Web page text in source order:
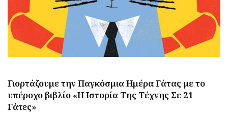
Γιορτάζουμε την Παγκόσμια Ημέρα Γάτας με το
υπέροχο βιβλίο «H Ιστορία Της Τέχνης Σε 21
Γάτες»